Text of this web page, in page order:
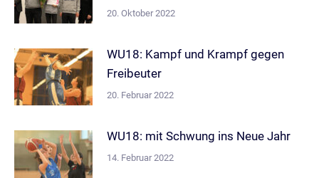
20. Oktober 2022
WU18: Kampf und Krampf gegen
Freibeuter
20. Februar 2022
WU18: mit Schwung ins Neue Jahr
14. Februar 2022